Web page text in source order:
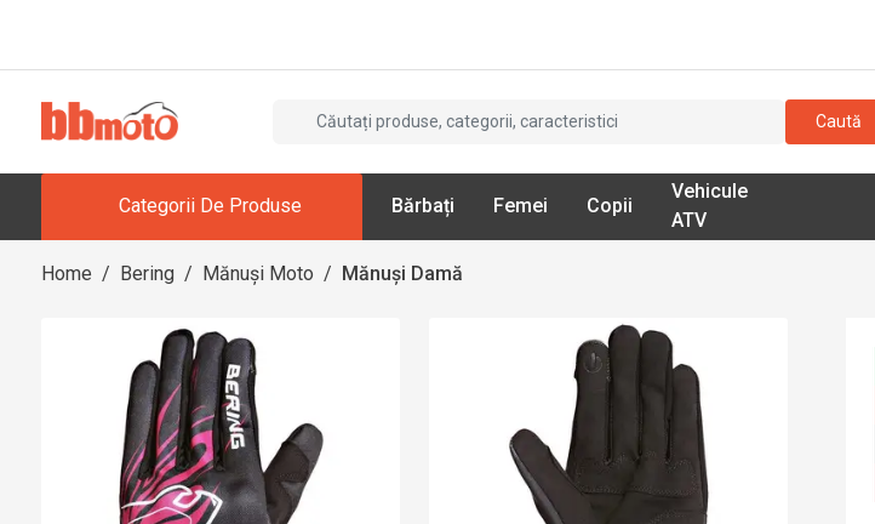
Caută
Categorii De Produse Bărbați Femei Copii
Vehicule
ATV
Home / Bering / Mănuși Moto / Mănuși Damă